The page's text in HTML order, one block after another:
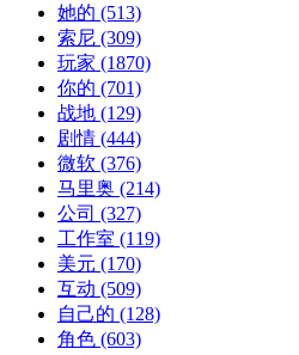
她的 (513)
索尼 (309)
玩家 (1870)
你的 (701)
战地 (129)
剧情 (444)
微软 (376)
马里奥 (214)
公司 (327)
工作室 (119)
美元 (170)
互动 (509)
自己的 (128)
角色 (603)